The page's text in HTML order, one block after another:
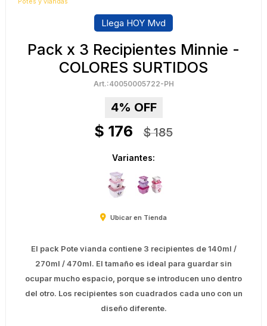
Potes y viandas
Llega HOY Mvd
Pack x 3 Recipientes Minnie -
COLORES SURTIDOS
40050005722-PH
4
$ 176 $ 185
Variantes:
Ubicar en Tienda
El pack Pote vianda contiene 3 recipientes de 140ml /
270ml / 470ml. El tamaño es ideal para guardar sin
ocupar mucho espacio, porque se introducen uno dentro
del otro. Los recipientes son cuadrados cada uno con un
diseño diferente.